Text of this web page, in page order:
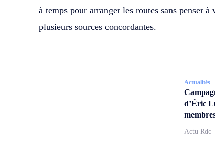
à temps pour arranger les routes sans penser
plusieurs sources concordantes.
Actualités
d’Éric
Actu Rdc